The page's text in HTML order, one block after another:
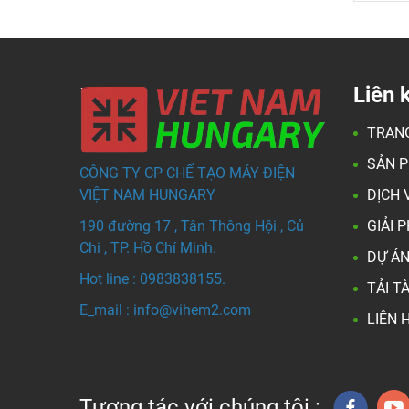
CÔNG TY CP CHẾ TẠO MÁY ĐIỆN
VIỆT NAM HUNGARY
190 đường 17 , Tân Thông Hội , Củ
Chi , TP. Hồ Chí Minh.
Hot line : 0983838155.
E_mail : info@vihem2.com
Liên
SẢN
DỊCH
GIẢI
DỰ
TẢI
LIÊN